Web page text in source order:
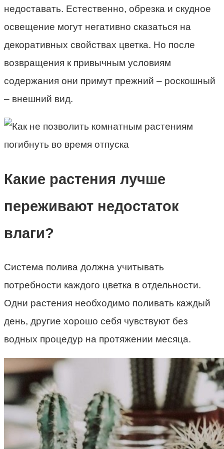
недоставать. Естественно, обрезка и скудное
освещение могут негативно сказаться на
декоративных свойствах цветка. Но после
возвращения к привычным условиям
содержания они примут прежний – роскошный
– внешний вид.
Какие растения лучше
переживают недостаток
влаги?
Система полива должна учитывать
потребности каждого цветка в отдельности.
Одни растения необходимо поливать каждый
день, другие хорошо себя чувствуют без
водных процедур на протяжении месяца.